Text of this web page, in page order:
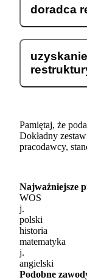
doradca
Pamiętaj, że
Dokładny
pracodawcy,
Najważniejsze
WOS
j.
polski
historia
matematyka
j.
angielski
Podobne